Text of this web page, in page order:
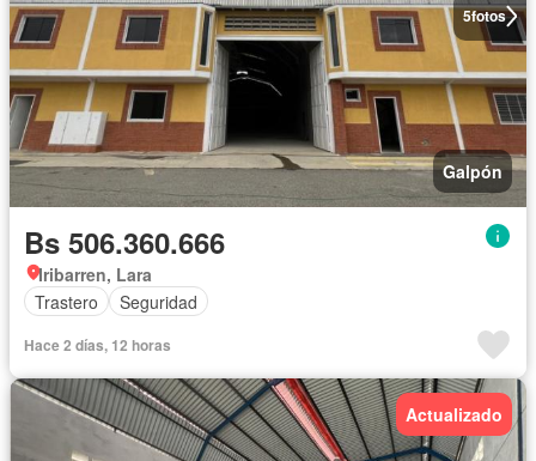
5fotos
Galpón
Bs 506.360.666
Iribarren, Lara
Trastero
Seguridad
Hace 2 días, 12 horas
Actualizado